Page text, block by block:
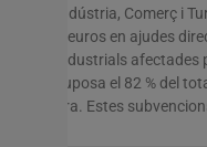
Indústria, Comerç i
d’euros en ajudes
industrials afectades
suposa el 82 % del
ara. Estes
Utilitzem cookies al
l'experiència més
i visites repetides. En
l'ús de TOTES les
"Configuració de les